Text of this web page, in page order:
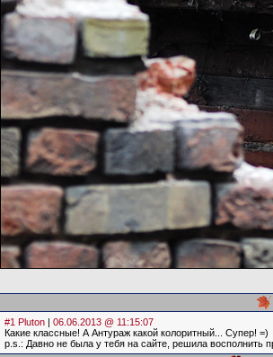
#1 Pluton | 06.06.2013 @ 11:15:07
Какие классные! А Антураж какой колоритный... Супер! =)
p.s.: Давно не была у тебя на сайте, решила восполнить